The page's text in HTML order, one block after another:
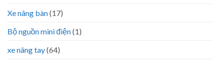
Xe nâng bàn(17)
Bộ nguồn mini điện(1)
xe nâng tay(64)